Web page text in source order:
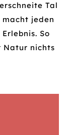
Tal
macht jeden
So
Natur nichts